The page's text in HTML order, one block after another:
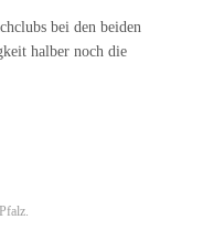
bei den beiden
halber noch die
.